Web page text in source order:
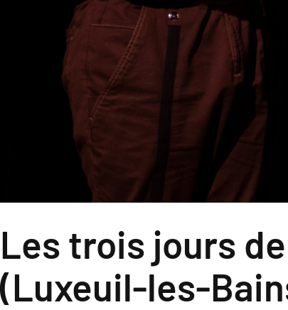
Les trois jours
(Luxeuil-les-